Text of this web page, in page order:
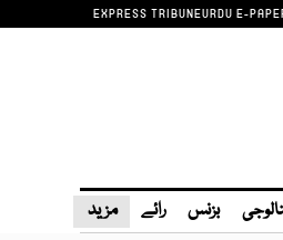
EXPRESS TRIBUNEURDU E-
بزنس رائے مزید